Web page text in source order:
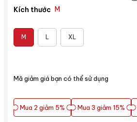
Mã giảm giá bạn có thể sử dụng
Mua 2 giảm 5%
Mua 2 giảm 5% Mua 3 giảm 15%
Mua 3 giảm 15%
Kích thước M
M L XL